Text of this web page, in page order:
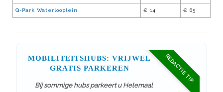
Q-Park Waterlooplein € 14 € 65
REDACTIE TIP
MOBILITEITSHUBS: VRIJWEL
GRATIS PARKEREN
Bij sommige hubs parkeert u Helemaal